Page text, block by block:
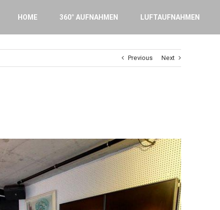
HOME 360° AUFNAHMEN LUFTAUFNAHMEN
Previous Next